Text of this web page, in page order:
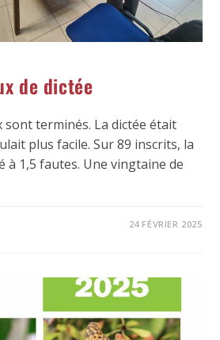
de dictée
sont terminés. La dictée était
plus facile. Sur 89 inscrits, la
à 1,5 fautes. Une vingtaine de
24 FÉVRIER 2025